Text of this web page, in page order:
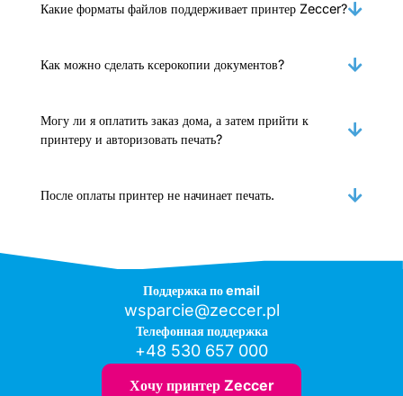
Какие форматы файлов поддерживает принтер Zeccer?
Как можно сделать ксерокопии документов?
Могу ли я оплатить заказ дома, а затем прийти к
принтеру и авторизовать печать?
После оплаты принтер не начинает печать.
Поддержка по email
wsparcie@zeccer.pl
Телефонная поддержка
+48 530 657 000
Хочу принтер Zeccer